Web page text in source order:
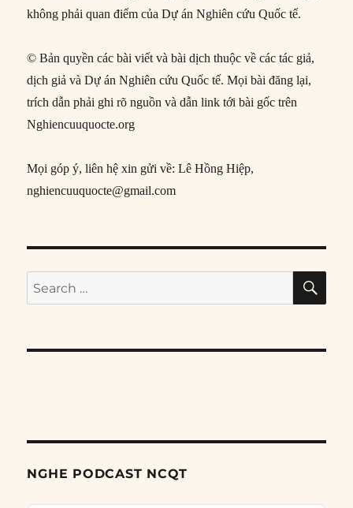
không phải quan điểm của Dự án Nghiên cứu Quốc tế.
© Bản quyền các bài viết và bài dịch thuộc về các tác giả,
dịch giả và Dự án Nghiên cứu Quốc tế. Mọi bài đăng lại,
trích dẫn phải ghi rõ nguồn và dẫn link tới bài gốc trên
Nghiencuuquocte.org
Mọi góp ý, liên hệ xin gửi về: Lê Hồng Hiệp,
nghiencuuquocte@gmail.com
Search
for:
NGHE PODCAST NCQT